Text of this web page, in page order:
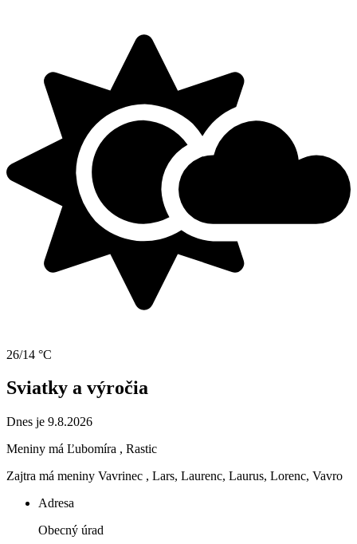
26/14 °C
Sviatky a výročia
Dnes je 9.8.2026
Meniny má Ľubomíra , Rastic
Zajtra má meniny Vavrinec , Lars, Laurenc, Laurus, Lorenc, Vavro
Adresa
Obecný úrad